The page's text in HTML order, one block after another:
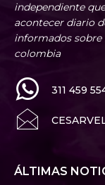
independiente
acontecer diario
informados sobre
colombia
311 459
ÁLTIMAS